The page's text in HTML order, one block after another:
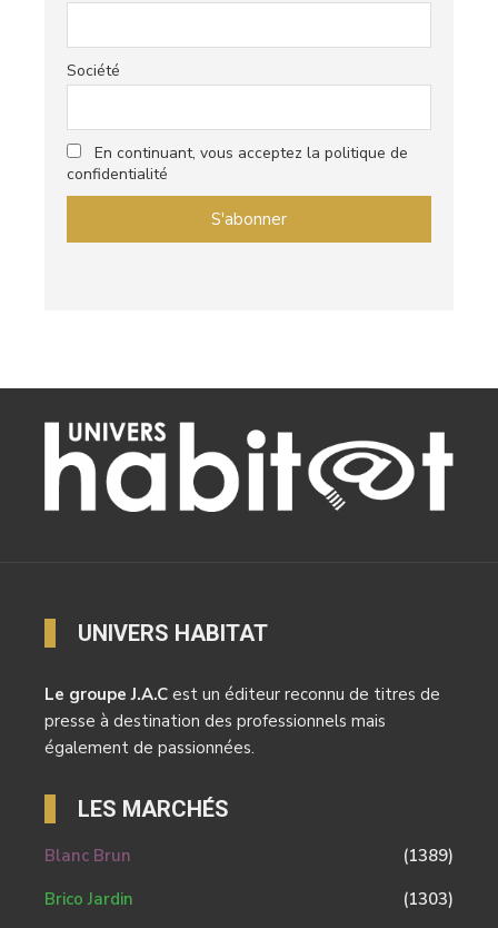
Société
En continuant, vous acceptez la politique de
confidentialité
UNIVERS HABITAT
Le groupe J.A.C est un éditeur reconnu de titres de
presse à destination des professionnels mais
également de passionnées.
LES MARCHÉS
Blanc Brun
(1389)
Brico Jardin
(1303)